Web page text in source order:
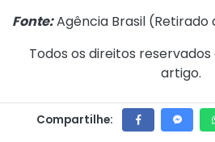
Fonte:Agência Brasil (Retirado
Todos os direitos
artigo.
Compartilhe: